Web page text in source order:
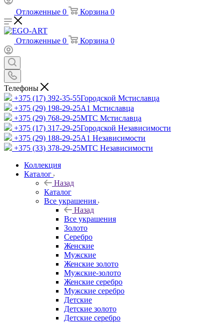
Отложенные 0 Корзина 0
Отложенные 0 Корзина 0
Телефоны
+375 (17) 392-35-55Городской Мстиславца
+375 (29) 198-29-25A1 Мстиславца
+375 (29) 768-29-25МТС Мстиславца
+375 (17) 317-29-25Городской Независимости
+375 (29) 188-29-25A1 Независимости
+375 (33) 378-29-25МТС Независимости
Коллекция
Каталог
Назад
Каталог
Все украшения
Назад
Все украшения
Золото
Серебро
Женские
Мужские
Женские золото
Мужские-золото
Женские серебро
Мужские серебро
Детские
Детские золото
Детские серебро